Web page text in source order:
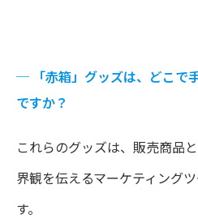
─ 「赤箱」グッズは、どこで
ですか？
これらのグッズは、販売商品
界観を伝えるマーケティング
す。